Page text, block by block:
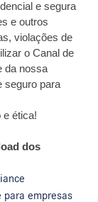
e segura
e outros
violações de
o Canal de
da nossa
seguro para
e ética!
dos
para empresas